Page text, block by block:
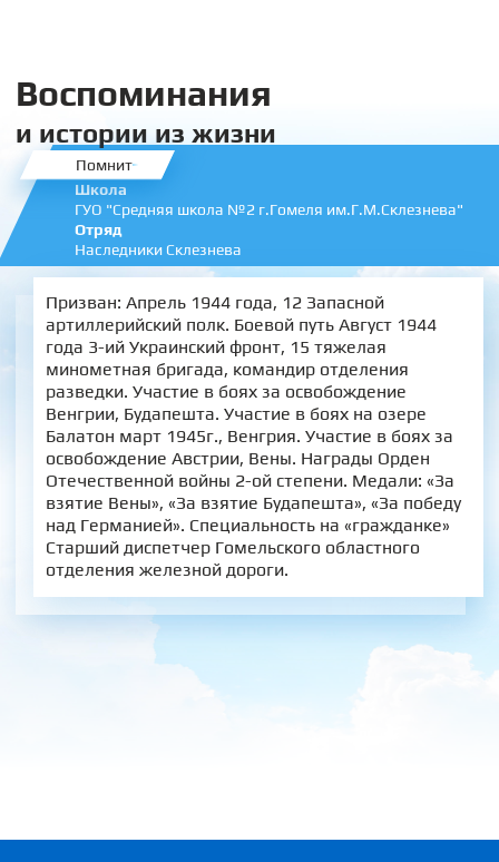
Воспоминания
и истории из жизни
Помнит
Школа
ГУО "Средняя школа №2 г.Гомеля им.Г.М.Склезнева"
Отряд
Наследники Склезнева
Призван: Апрель 1944 года, 12 Запасной
артиллерийский полк. Боевой путь Август 1944
года 3-ий Украинский фронт, 15 тяжелая
минометная бригада, командир отделения
разведки. Участие в боях за освобождение
Венгрии, Будапешта. Участие в боях на озере
Балатон март 1945г., Венгрия. Участие в боях за
освобождение Австрии, Вены. Награды Орден
Отечественной войны 2-ой степени. Медали: «За
взятие Вены», «За взятие Будапешта», «За победу
над Германией». Специальность на «гражданке»
Старший диспетчер Гомельского областного
отделения железной дороги.